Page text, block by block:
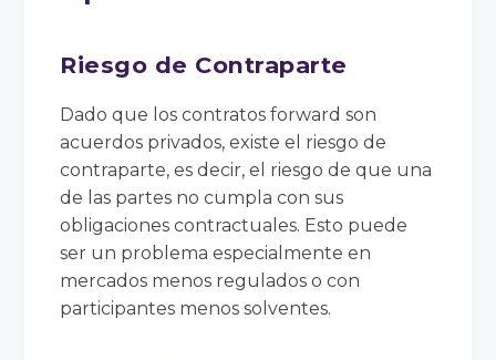
Riesgo de Contraparte
Dado que los contratos forward son
acuerdos privados, existe el riesgo de
contraparte, es decir, el riesgo de que una
de las partes no cumpla con sus
obligaciones contractuales. Esto puede
ser un problema especialmente en
mercados menos regulados o con
participantes menos solventes.